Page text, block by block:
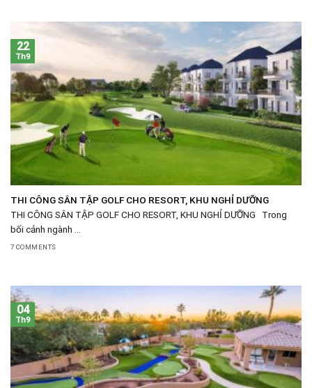
THI CÔNG SÂN TẬP GOLF CHO RESORT, KHU NGHỈ DƯỠNG
THI CÔNG SÂN TẬP GOLF CHO RESORT, KHU NGHỈ DƯỠNG Trong
bối cảnh ngành ...
7 COMMENTS
22
Th9
04
Th9